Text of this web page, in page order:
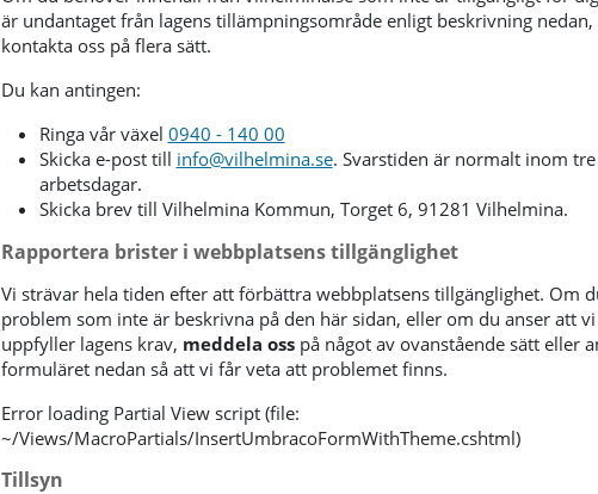
är undantaget från lagens tillämpningsområde enligt beskrivning nedan,
kontakta oss på flera sätt.
Du kan antingen:
Ringa vår växel 0940 - 140 00
Skicka e-post till info@vilhelmina.se. Svarstiden är normalt inom tre
arbetsdagar.
Skicka brev till Vilhelmina Kommun, Torget 6, 91281 Vilhelmina.
Rapportera brister i webbplatsens tillgänglighet
Vi strävar hela tiden efter att förbättra webbplatsens tillgänglighet. Om
problem som inte är beskrivna på den här sidan, eller om du anser att
uppfyller lagens krav, meddela osspå något av ovanstående sätt eller
formuläret nedan så att vi får veta att problemet finns.
Error loading Partial View script (file:
~/Views/MacroPartials/InsertUmbracoFormWithTheme.cshtml)
Tillsyn